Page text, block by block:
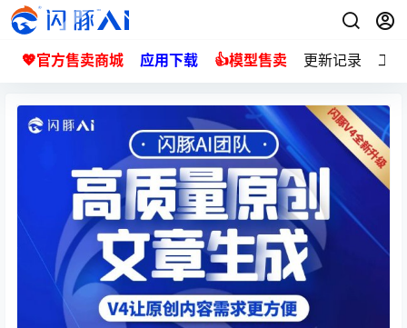
💖官方售卖商城 应用下载 👍模型售卖 更新记录 工